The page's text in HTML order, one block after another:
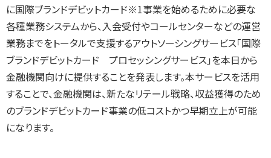
に国際ブランドデビットカード※1事業を始めるために必要な
各種業務システムから、入会受付やコールセンターなどの運営
業務までをトータルで支援するアウトソーシングサービス「国際
ブランドデビットカード プロセッシングサービス」を本日から
金融機関向けに提供することを発表します。本サービスを活用
することで、金融機関は、新たなリテール戦略、収益獲得のため
のブランドデビットカード事業の低コストかつ早期立上が可能
になります。